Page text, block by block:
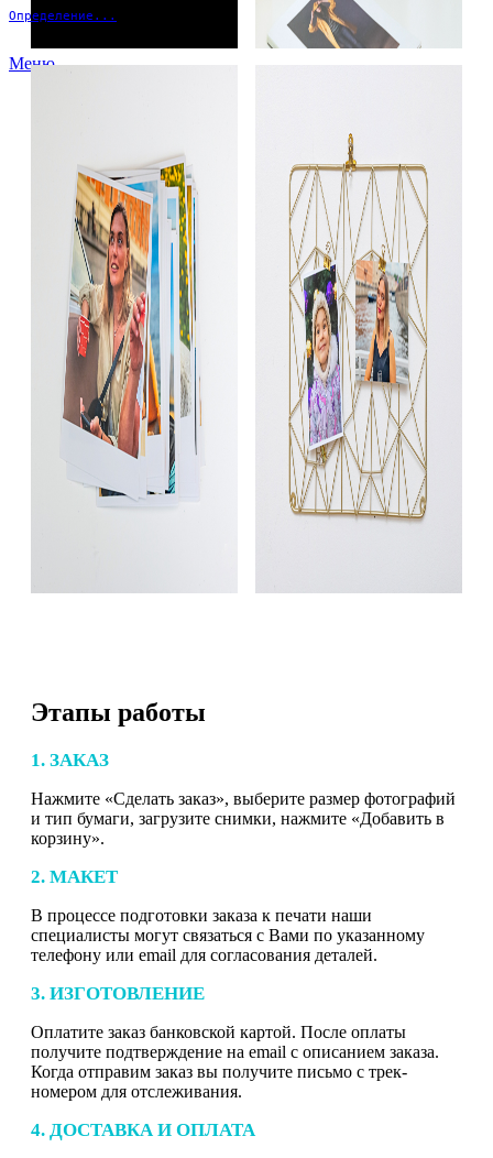
Определение...
Меню
Этапы работы
1. ЗАКАЗ
Нажмите «Сделать заказ», выберите размер фотографий
и тип бумаги, загрузите снимки, нажмите «Добавить в
корзину».
2. МАКЕТ
В процессе подготовки заказа к печати наши
специалисты могут связаться с Вами по указанному
телефону или email для согласования деталей.
3. ИЗГОТОВЛЕНИЕ
Оплатите заказ банковской картой. После оплаты
получите подтверждение на email с описанием заказа.
Когда отправим заказ вы получите письмо с трек-
номером для отслеживания.
4. ДОСТАВКА И ОПЛАТА